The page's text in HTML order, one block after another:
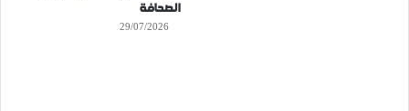
الصحافة
29/07/2026